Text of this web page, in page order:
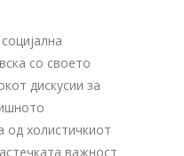
со своето
дискусии за
од холистичкиот
важност